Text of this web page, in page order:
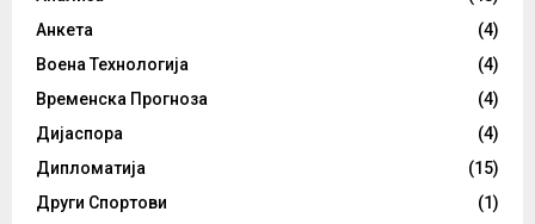
Анкета
(4)
Воена Технологија
(4)
Временска Прогноза
(4)
Дијаспора
(4)
Дипломатија
(15)
Други Спортови
(1)